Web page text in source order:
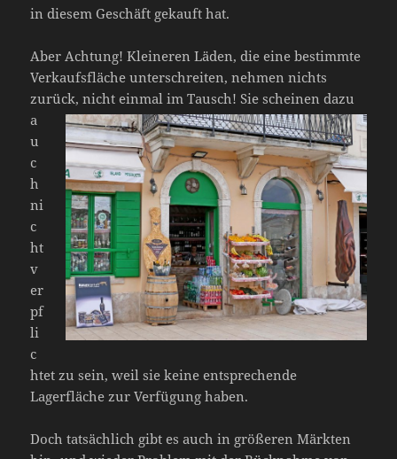
in diesem Geschäft gekauft hat.
Aber Achtung! Kleineren Läden, die eine bestimmte
Verkaufsfläche unterschreiten, nehmen nichts
zurück, nicht einmal im Tausch! Sie scheinen dazu
a
u
c
h
ni
c
ht
v
er
pf
li
c
htet zu sein, weil sie keine entsprechende
Lagerfläche zur Verfügung haben.
Doch tatsächlich gibt es auch in größeren Märkten